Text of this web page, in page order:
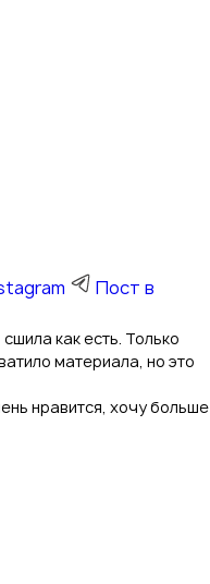
Пост в
как есть. Только
материала, но это
нравится, хочу больше